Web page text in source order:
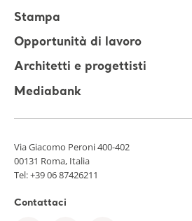
Stampa
Opportunità di lavoro
Architetti e progettisti
Mediabank
Via Giacomo Peroni 400-402
00131 Roma, Italia
Tel:+39 06 87426211
Contattaci